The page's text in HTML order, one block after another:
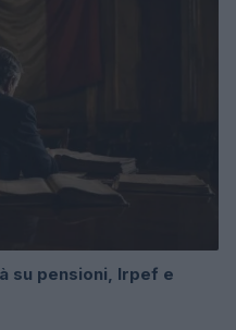
su pensioni, Irpef e